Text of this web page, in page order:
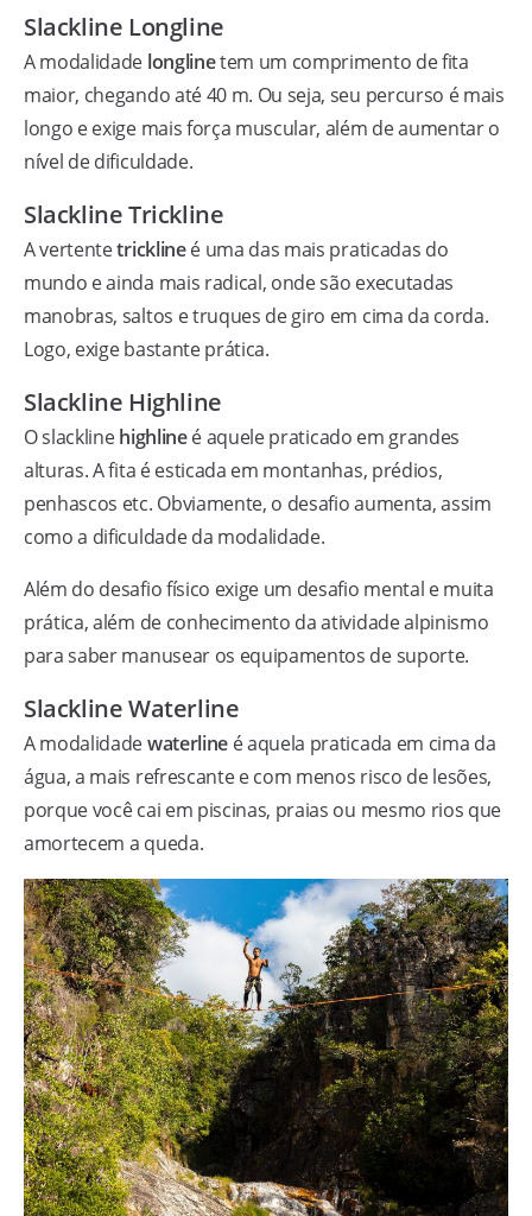
Slackline Longline
A modalidade longlinetem um comprimento de fita
maior, chegando até 40 m. Ou seja, seu percurso é mais
longo e exige mais força muscular, além de aumentar o
nível de dificuldade.
Slackline Trickline
A vertentetricklineé uma das mais praticadas do
mundo e ainda mais radical, onde são executadas
manobras, saltos e truques de giro em cima da corda.
Logo, exige bastante prática.
Slackline Highline
O slacklinehighlineé aquele praticado em grandes
alturas. A fita é esticada em montanhas, prédios,
penhascos etc. Obviamente, o desafio aumenta, assim
como a dificuldade da modalidade.
Além do desafio físico exige um desafio mental e muita
prática, além de conhecimento da atividade alpinismo
para saber manusear os equipamentos de suporte.
Slackline Waterline
A modalidadewaterlineé aquela praticada em cima da
água, a mais refrescante e com menos risco de lesões,
porque você cai em piscinas, praias ou mesmo rios que
amortecem a queda.